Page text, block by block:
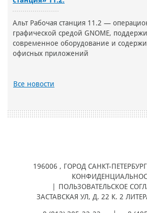
Альт Рабочая станция 11.2 —
графической средой GNOME,
современное оборудование и
офисных приложений
Все новости
196006 , ГОРОД САНКТ-
ПОЛЬЗОВАТЕЛЬСКОЕ
ЗАСТАВСКАЯ УЛ, Д. 22 К. 2